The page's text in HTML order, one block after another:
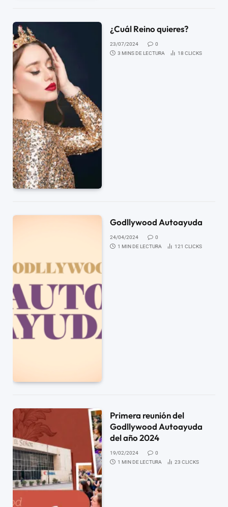
¿Cuál Reino quieres?
23/07/2024
0
3 MINS DE LECTURA
18CLICKS
Godllywood Autoayuda
24/04/2024
0
1 MIN DE LECTURA
121CLICKS
Primera reunión del
Godllywood Autoayuda
del año 2024
19/02/2024
0
1 MIN DE LECTURA
23CLICKS